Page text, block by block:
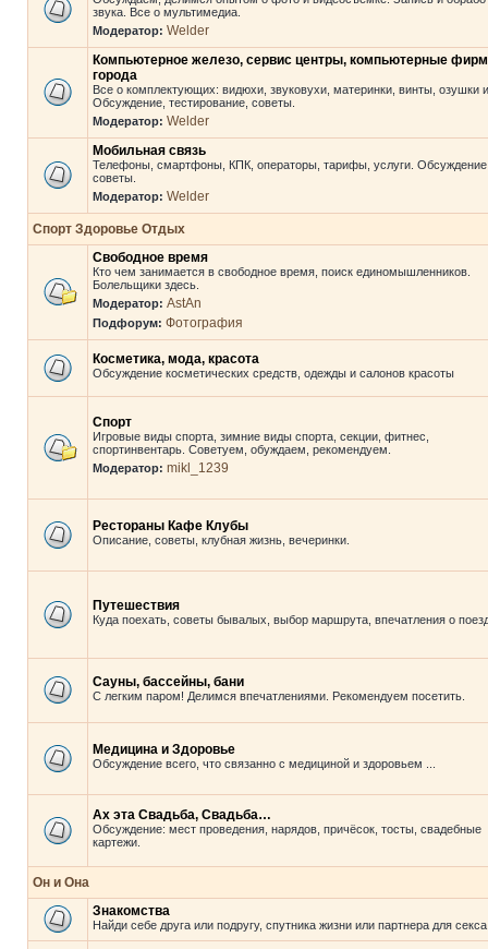
звука. Все о мультимедиа.
Модератор: Welder
Компьютерное железо, сервис центры, компьютерные
города
Все о комплектующих: видюхи, звуковухи, материнки, винты, озушки
Обсуждение, тестирование, советы.
Модератор: Welder
Мобильная связь
Телефоны, смартфоны, КПК, операторы, тарифы, услуги.
советы.
Модератор: Welder
Спорт Здоровье Отдых
Свободное время
Кто чем занимается в свободное время, поиск единомышленников.
Болельщики здесь.
Модератор: AstAn
Подфорум: Фотография
Косметика, мода, красота
Обсуждение косметических средств, одежды и салонов красоты
Спорт
Игровые виды спорта, зимние виды спорта, секции, фитнес,
спортинвентарь. Советуем, обуждаем, рекомендуем.
Модератор: mikl_1239
Рестораны Кафе Клубы
Описание, советы, клубная жизнь, вечеринки.
Путешествия
Куда поехать, советы бывалых, выбор маршрута, впечатления о
Сауны, бассейны, бани
С легким паром! Делимся впечатлениями. Рекомендуем посетить.
Медицина и Здоровье
Обсуждение всего, что связанно с медициной и здоровьем ...
Ах эта Свадьба, Свадьба…
Обсуждение: мест проведения, нарядов, причёсок, тосты, свадебные
картежи.
Он и Она
Знакомства
Найди себе друга или подругу, спутника жизни или партнера для